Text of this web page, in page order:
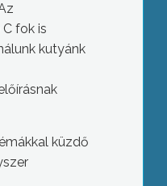
fok is
kutyánk
küzdő